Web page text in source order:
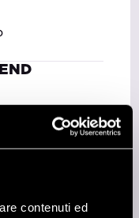
contenuti ed
END